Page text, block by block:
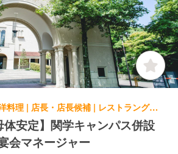
イタリアン, 洋食・西洋料理 | 店長・店長候補 | レストラングループ 関西学院会館 レストランポプラ
体安定】関学キャンパス併設
会マネージャー